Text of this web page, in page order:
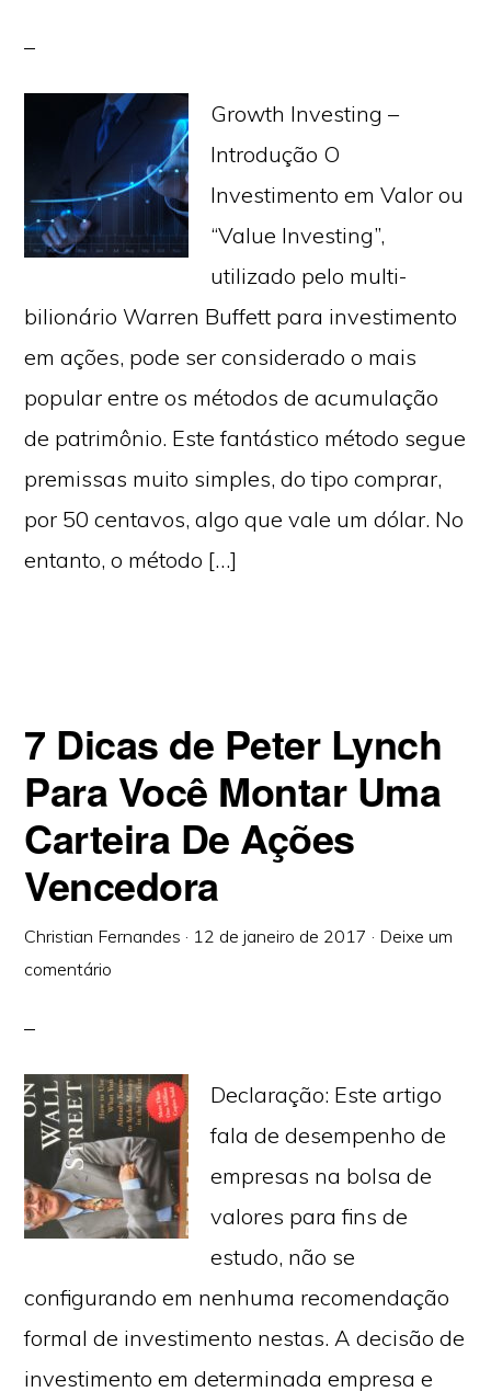
Growth Investing –
Introdução O
Investimento em Valor ou
“Value Investing”,
utilizado pelo multi-
bilionário Warren Buffett para investimento
em ações, pode ser considerado o mais
popular entre os métodos de acumulação
de patrimônio. Este fantástico método segue
premissas muito simples, do tipo comprar,
por 50 centavos, algo que vale um dólar. No
entanto, o método […]
7 Dicas de Peter Lynch
Para Você Montar Uma
Carteira De Ações
Vencedora
Christian Fernandes · 12 de janeiro de 2017 · Deixe um
comentário
Declaração: Este artigo
fala de desempenho de
empresas na bolsa de
valores para fins de
estudo, não se
configurando em nenhuma recomendação
formal de investimento nestas. A decisão de
investimento em determinada empresa e